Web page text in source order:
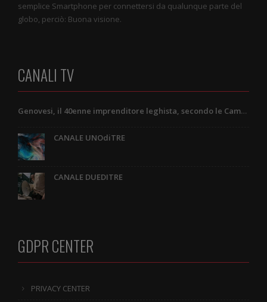
semplice Smartphone per connettersi da qualunque parte del
globo, perciò: Buona visione.
CANALI TV
Genovesi, il 40enne imprenditore leghista, secondo le Camere di Commercio e una lettera a lui indirizzata
CANALE UNOdiTRE
CANALE DUEDITRE
GDPR CENTER
PRIVACY CENTER